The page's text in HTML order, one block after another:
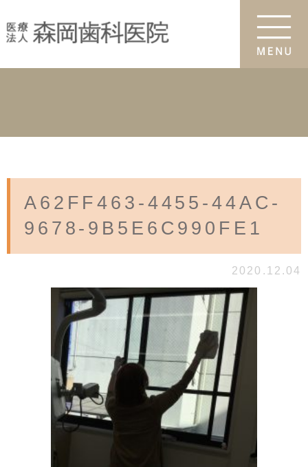
A62FF463-4455-44AC-
9678-9B5E6C990FE1
2020.12.04